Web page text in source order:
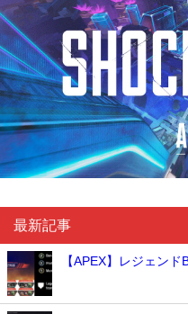
最新記事
【APEX】レジェン